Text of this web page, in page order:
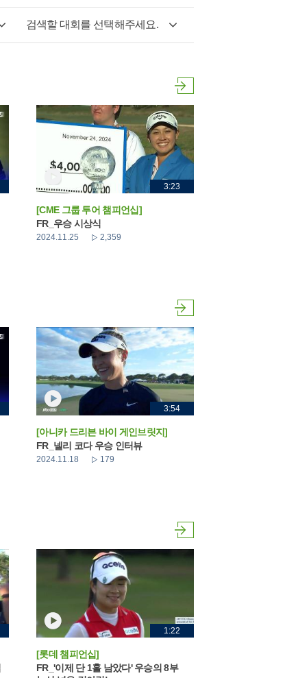
검색할 대회를 선택해주세요.
3:23
[CME 그룹 투어 챔피언십]
FR_우승 시상식
2024.11.25 2,359
3:54
[아니카 드리븐 바이 게인브릿지]
FR_넬리 코다 우승 인터뷰
2024.11.18 179
1:22
[롯데 챔피언십]
FR_'이제 단 1홀 남았다' 우승의 8부